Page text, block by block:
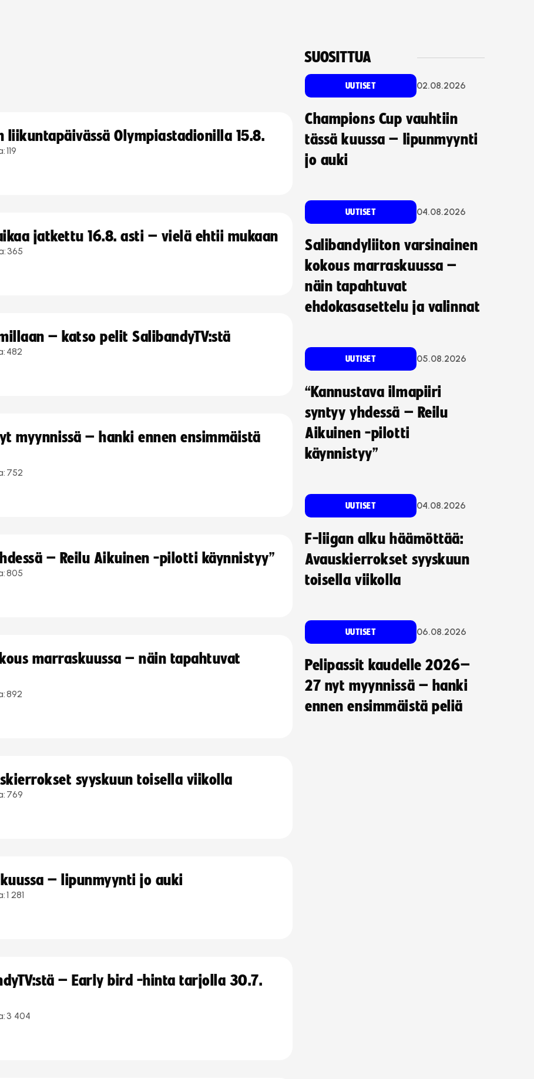
liikuntapäivässä Olympiastadionilla 15.8.
119
jatkettu 16.8. asti – vielä ehtii mukaan
365
– katso pelit SalibandyTV:stä
482
myynnissä – hanki ennen ensimmäistä
752
– Reilu Aikuinen -pilotti käynnistyy”
805
marraskuussa – näin tapahtuvat
892
syyskuun toisella viikolla
769
– lipunmyynti jo auki
1 281
– Early bird -hinta tarjolla 30.7.
3 404
SUOSITTUA
UUTISET 02.08.2026
Champions Cup vauhtiin
tässä kuussa – lipunmyynti
jo auki
UUTISET 04.08.2026
Salibandyliiton varsinainen
kokous marraskuussa –
näin tapahtuvat
ehdokasasettelu ja valinnat
UUTISET 05.08.2026
“Kannustava ilmapiiri
syntyy yhdessä – Reilu
Aikuinen -pilotti
käynnistyy”
UUTISET 04.08.2026
F-liigan alku häämöttää:
Avauskierrokset syyskuun
toisella viikolla
UUTISET 06.08.2026
Pelipassit kaudelle 2026–
27 nyt myynnissä – hanki
ennen ensimmäistä peliä